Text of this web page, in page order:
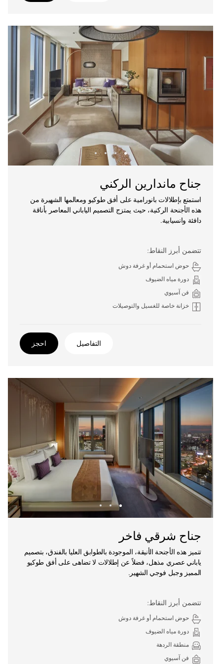
جناح ماندارين الركني
استمتع بإطلالات بانورامية على أفق طوكيو ومعالمها الشهيرة من
هذه الأجنحة الركنية، حيث يمتزج التصميم الياباني المعاصر بأناقة
دافئة وانسيابية.
تتضمن أبرز النقاط:
حوض استحمام أو غرفة دوش
دورة مياه الضيوف
فن آسيوي
خزانة خاصة للغسيل والتوصيلات
التفاصيل احجز
جناح شرقي فاخر
تتميز هذه الأجنحة الأنيقة، الموجودة بالطوابق العليا بالفندق، بتصميم
ياباني عصري مذهل، فضلاً عن إطلالات لا تضاهى على أفق طوكيو
المميز وجبل فوجي الشهير.
تتضمن أبرز النقاط:
حوض استحمام أو غرفة دوش
دورة مياه الضيوف
منطقة الردهة
فن آسيوي